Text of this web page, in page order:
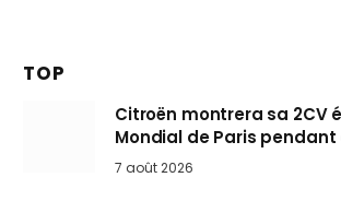
TOP
Citroën montrera sa 2CV
Mondial de Paris pendant
Mini désertent le salon
7 août 2026